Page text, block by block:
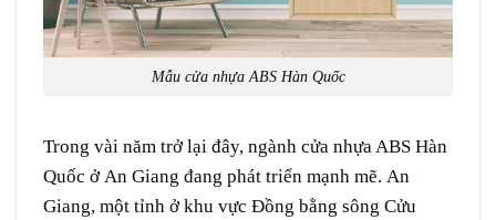
Mẫu cửa nhựa ABS Hàn Quốc
Trong vài năm trở lại đây, ngành cửa nhựa ABS Hàn
Quốc ởAn Giang đang phát triển mạnh mẽ. An
Giang, một tỉnh ở khu vực Đồng bằng sông Cửu